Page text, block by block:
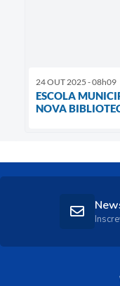
24 OUT 2025 - 08h09
ESCOLA
NOVA